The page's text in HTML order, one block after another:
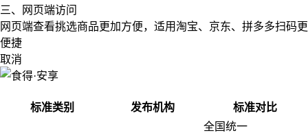
三、网页端访问
网页端查看挑选商品更加方便，适用淘宝、京东、拼多多扫码更
便捷
取消
标准类别 发布机构 标准对比
全国统一